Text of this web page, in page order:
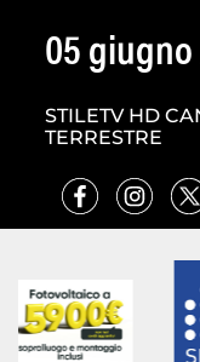
05 giugno
STILETV HD
TERRESTRE